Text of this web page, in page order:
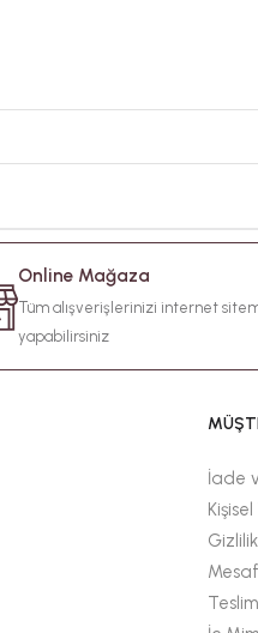
Online Mağaza
Tüm alışverişlerinizi internet
yapabilirsiniz
İade